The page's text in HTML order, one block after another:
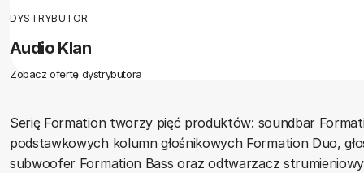
DYSTRYBUTOR
Audio Klan
Zobacz ofertę dystrybutora
Serię Formation tworzy pięć produktów: soundbar
podstawkowych kolumn głośnikowych Formation Duo,
subwoofer Formation Bass oraz odtwarzacz